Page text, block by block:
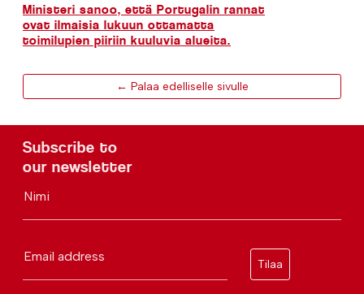
Ministeri sanoo, että Portugalin rannat
ovat ilmaisia lukuun ottamatta
toimilupien piiriin kuuluvia alueita.
← Palaa edelliselle sivulle
Subscribe to
our newsletter
Nimi
Email address
Tilaa